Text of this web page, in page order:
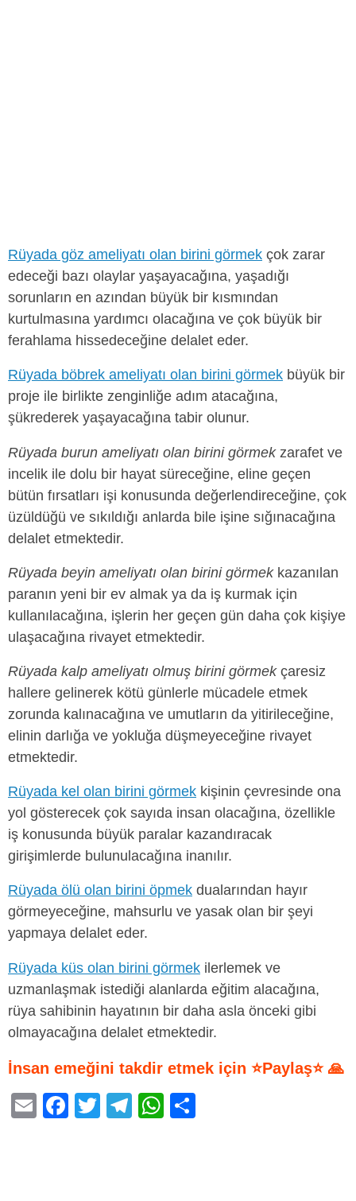
Rüyada göz ameliyatı olan birini görmek çok zarar
edeceği bazı olaylar yaşayacağına, yaşadığı
sorunların en azından büyük bir kısmından
kurtulmasına yardımcı olacağına ve çok büyük bir
ferahlama hissedeceğine delalet eder.
Rüyada böbrek ameliyatı olan birini görmek büyük bir
proje ile birlikte zenginliğe adım atacağına,
şükrederek yaşayacağına tabir olunur.
Rüyada burun ameliyatı olan birini görmekzarafet ve
incelik ile dolu bir hayat süreceğine, eline geçen
bütün fırsatları işi konusunda değerlendireceğine, çok
üzüldüğü ve sıkıldığı anlarda bile işine sığınacağına
delalet etmektedir.
Rüyada beyin ameliyatı olan birini görmekkazanılan
paranın yeni bir ev almak ya da iş kurmak için
kullanılacağına, işlerin her geçen gün daha çok kişiye
ulaşacağına rivayet etmektedir.
Rüyada kalp ameliyatı olmuş birini görmekçaresiz
hallere gelinerek kötü günlerle mücadele etmek
zorunda kalınacağına ve umutların da yitirileceğine,
elinin darlığa ve yokluğa düşmeyeceğine rivayet
etmektedir.
Rüyada kel olan birini görmek kişinin çevresinde ona
yol gösterecek çok sayıda insan olacağına, özellikle
iş konusunda büyük paralar kazandıracak
girişimlerde bulunulacağına inanılır.
Rüyada ölü olan birini öpmek dualarından hayır
görmeyeceğine, mahsurlu ve yasak olan bir şeyi
yapmaya delalet eder.
Rüyada küs olan birini görmek ilerlemek ve
uzmanlaşmak istediği alanlarda eğitim alacağına,
rüya sahibinin hayatının bir daha asla önceki gibi
olmayacağına delalet etmektedir.
İnsan emeğini takdir etmek için ⭐Paylaş⭐ 🙏
E
F
T
T
W